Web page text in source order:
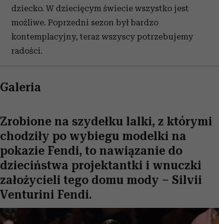
dziecko. W dziecięcym świecie wszystko jest
możliwe. Poprzedni sezon był bardzo
kontemplacyjny, teraz wszyscy potrzebujemy
radości.
Galeria
Zrobione na szydełku lalki, z którymi
chodziły po wybiegu modelki na
pokazie Fendi, to nawiązanie do
dzieciństwa projektantki i wnuczki
założycieli tego domu mody – Silvii
Venturini Fendi.